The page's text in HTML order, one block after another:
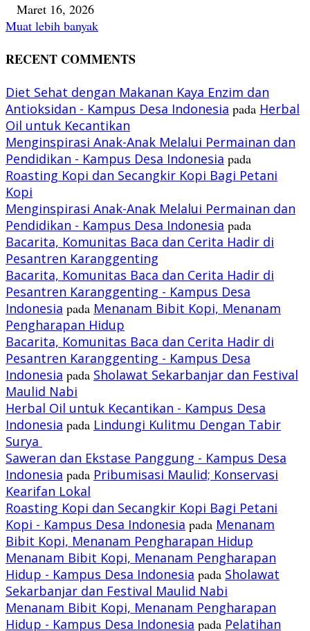
Maret 16, 2026
Muat lebih banyak
RECENT COMMENTS
Diet Sehat dengan Makanan Kaya Enzim dan
Antioksidan - Kampus Desa Indonesia pada Herbal
Oil untuk Kecantikan
Menginspirasi Anak-Anak Melalui Permainan dan
Pendidikan - Kampus Desa Indonesia pada
Roasting Kopi dan Secangkir Kopi Bagi Petani
Kopi
Menginspirasi Anak-Anak Melalui Permainan dan
Pendidikan - Kampus Desa Indonesia pada
Bacarita, Komunitas Baca dan Cerita Hadir di
Pesantren Karanggenting
Bacarita, Komunitas Baca dan Cerita Hadir di
Pesantren Karanggenting - Kampus Desa
Indonesia pada Menanam Bibit Kopi, Menanam
Pengharapan Hidup
Bacarita, Komunitas Baca dan Cerita Hadir di
Pesantren Karanggenting - Kampus Desa
Indonesia pada Sholawat Sekarbanjar dan Festival
Maulid Nabi
Herbal Oil untuk Kecantikan - Kampus Desa
Indonesia pada Lindungi Kulitmu Dengan Tabir
Surya
Saweran dan Ekstase Panggung - Kampus Desa
Indonesia pada Pribumisasi Maulid; Konservasi
Kearifan Lokal
Roasting Kopi dan Secangkir Kopi Bagi Petani
Kopi - Kampus Desa Indonesia pada Menanam
Bibit Kopi, Menanam Pengharapan Hidup
Menanam Bibit Kopi, Menanam Pengharapan
Hidup - Kampus Desa Indonesia pada Sholawat
Sekarbanjar dan Festival Maulid Nabi
Menanam Bibit Kopi, Menanam Pengharapan
Hidup - Kampus Desa Indonesia pada Pelatihan